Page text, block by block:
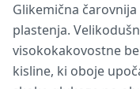
Glikemična
plastenja.
visokokakovostne
kisline, ki oboje